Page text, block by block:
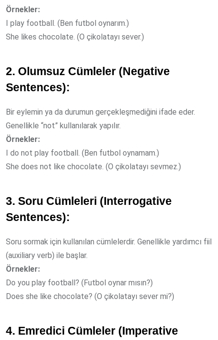
Örnekler:
I play football. (Ben futbol oynarım.)
She likes chocolate. (O çikolatayı sever.)
2. Olumsuz Cümleler (Negative
Sentences):
Bir eylemin ya da durumun gerçekleşmediğini ifade eder.
Genellikle “not” kullanılarak yapılır.
Örnekler:
I do not play football. (Ben futbol oynamam.)
She does not like chocolate. (O çikolatayı sevmez.)
3. Soru Cümleleri (Interrogative
Sentences):
Soru sormak için kullanılan cümlelerdir. Genellikle yardımcı fiil
(auxiliary verb) ile başlar.
Örnekler:
Do you play football? (Futbol oynar mısın?)
Does she like chocolate? (O çikolatayı sever mi?)
4. Emredici Cümleler (Imperative